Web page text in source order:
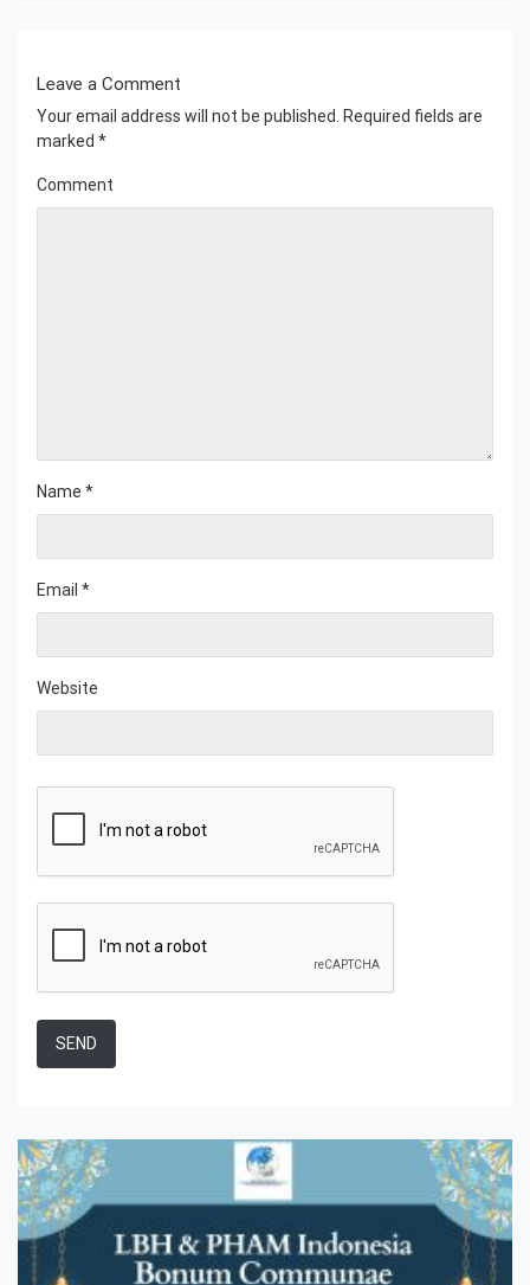
Leave a Comment
Your email address will not be published.
Required fields are
marked *
Comment
Name *
Email *
Website